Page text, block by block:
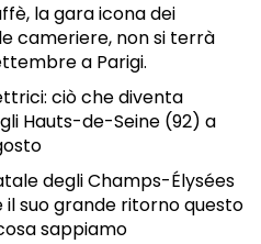
la gara icona dei
cameriere, non si terrà
a Parigi.
ciò che diventa
Hauts-de-Seine (92) a
degli Champs-Élysées
suo grande ritorno questo
sappiamo